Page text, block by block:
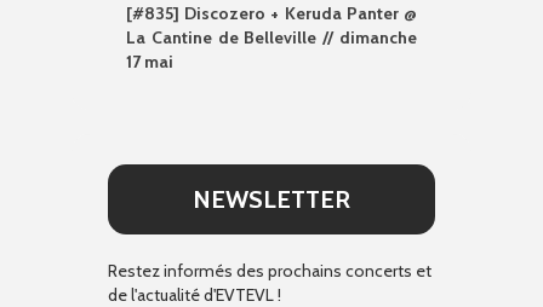
[#835] Discozero + Keruda Panter @
La Cantine de Belleville // dimanche
17 mai
NEWSLETTER
Restez informés des prochains concerts et
de l'actualité d'EVTEVL !